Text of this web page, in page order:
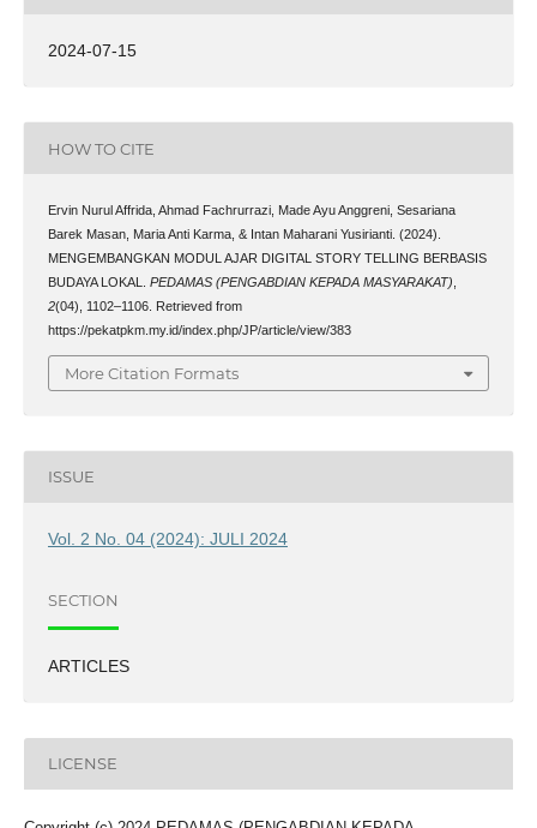
2024-07-15
HOW TO CITE
Ervin Nurul Affrida, Ahmad Fachrurrazi, Made Ayu Anggreni, Sesariana
Barek Masan, Maria Anti Karma, & Intan Maharani Yusirianti. (2024).
MENGEMBANGKAN MODUL AJAR DIGITAL STORY TELLING BERBASIS
BUDAYA LOKAL. PEDAMAS (PENGABDIAN KEPADA MASYARAKAT)
2(04), 1102–1106. Retrieved from
https://pekatpkm.my.id/index.php/JP/article/view/383
More Citation Formats
ISSUE
Vol. 2 No. 04 (2024): JULI 2024
SECTION
ARTICLES
LICENSE